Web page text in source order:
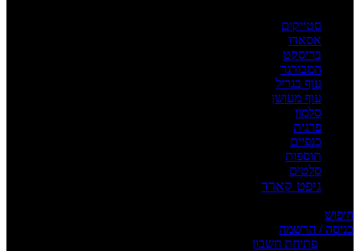
סטייקים
אסאדו
בריסקט
המבורגר
עוף בגריל
עוף מעושן
סלמון
פרגית
כנפיים
תוספות
סלטים
גיפט קארד
חיפוש
כניסה / הרשמה
פתיחת חשבון